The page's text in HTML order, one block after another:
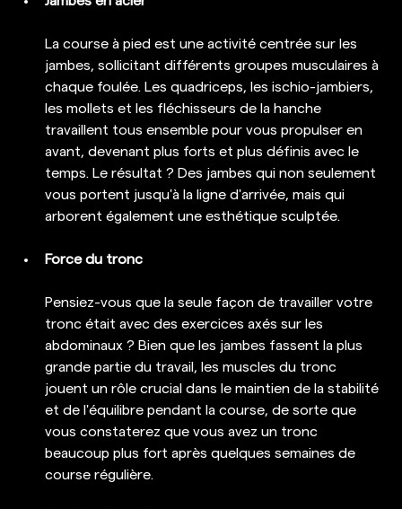
La course à pied est une activité centrée sur les
jambes, sollicitant différents groupes musculaires à
chaque foulée. Les quadriceps, les ischio-jambiers,
les mollets et les fléchisseurs de la hanche
travaillent tous ensemble pour vous propulser en
avant, devenant plus forts et plus définis avec le
temps. Le résultat ? Des jambes qui non seulement
vous portent jusqu'à la ligne d'arrivée, mais qui
arborent également une esthétique sculptée.
Force du tronc
Pensiez-vous que la seule façon de travailler votre
tronc était avec des exercices axés sur les
abdominaux ? Bien que les jambes fassent la plus
grande partie du travail, les muscles du tronc
jouent un rôle crucial dans le maintien de la stabilité
et de l'équilibre pendant la course, de sorte que
vous constaterez que vous avez un tronc
beaucoup plus fort après quelques semaines de
course régulière.